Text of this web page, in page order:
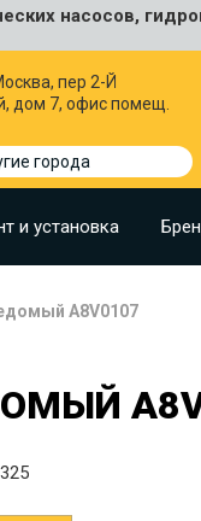
насосов,
пер 2-Й
дом 7, офис помещ.
города
и установка
A8V0107